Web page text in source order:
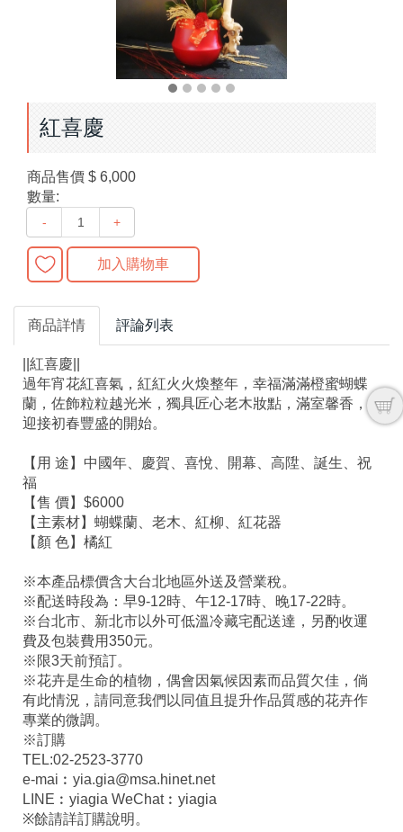
紅喜慶
商品售價 $ 6,000
數量:
- +
加入購物車
商品詳情 評論列表
||紅喜慶||
過年宵花紅喜氣，紅紅火火煥整年，幸福滿滿橙蜜蝴蝶
蘭，佐飾粒粒越光米，獨具匠心老木妝點，滿室馨香，
迎接初春豐盛的開始。
【用 途】中國年、慶賀、喜悅、開幕、高陞、誕生、祝
福
【售 價】$6000
【主素材】蝴蝶蘭、老木、紅柳、紅花器
【顏 色】橘紅
※本產品標價含大台北地區外送及營業稅。
※配送時段為：早9-12時、午12-17時、晚17-22時。
※台北市、新北市以外可低溫冷藏宅配送達，另酌收運
費及包裝費用350元。
※限3天前預訂。
※花卉是生命的植物，偶會因氣候因素而品質欠佳，倘
有此情況，請同意我們以同值且提升作品質感的花卉作
專業的微調。
※訂購
TEL:02-2523-3770
e-mai︰yia.gia@msa.hinet.net
LINE︰yiagia WeChat︰yiagia
※餘請詳訂購說明。